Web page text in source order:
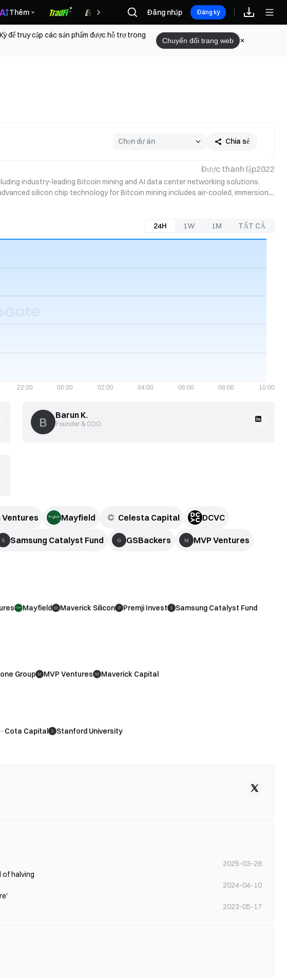
Thêm Phần thưởngĐăng nhập Đăng ký
để truy cập các sản phẩm được hỗ trợ trong
Chuyển đổi trang web
Chia sẻ
2025-03-26
2024-04-10
2023-05-17
Được thành lập2022
industry-leading Bitcoin mining and AI data center networking solutions.
silicon chip technology for Bitcoin mining includes air-cooled, immersion-
24H 1W 1M TẤT CẢ
B Barun K.
Founder & COO
Ventures Mayfield Celesta Capital DCVC
S Samsung Catalyst Fund G GSBackers M MVP Ventures
Mayfield M Maverick Silicon P Premji Invest S Samsung Catalyst Fund
Group M MVP Ventures M Maverick Capital
Cota Capital S
Stanford University